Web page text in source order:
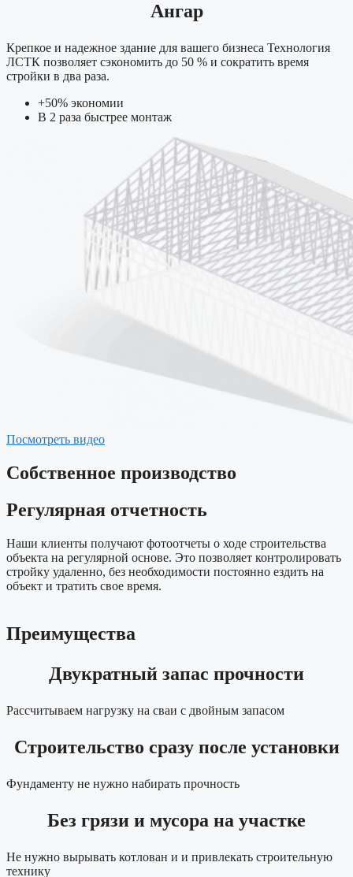
Ангар
Крепкое и надежное здание для вашего бизнеса Технология
ЛСТК позволяет сэкономить до 50 % и сократить время
стройки в два раза.
+50% экономии
В 2 раза быстрее монтаж
Посмотреть видео
Собственное производство
Регулярная отчетность
Наши клиенты получают фотоотчеты о ходе строительства
объекта на регулярной основе. Это позволяет контролировать
стройку удаленно, без необходимости постоянно ездить на
объект и тратить свое время.
Преимущества
Двукратный запас прочности
Рассчитываем нагрузку на сваи с двойным запасом
Строительство сразу после установки
Фундаменту не нужно набирать прочность
Без грязи и мусора на участке
Не нужно вырывать котлован и и привлекать строительную
технику